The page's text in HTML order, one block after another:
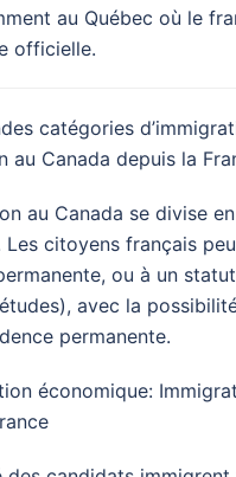
au Québec où le
officielle.
catégories
au Canada depuis la
au Canada se divise
Les citoyens français
ou à un
avec la
permanente.
économique: